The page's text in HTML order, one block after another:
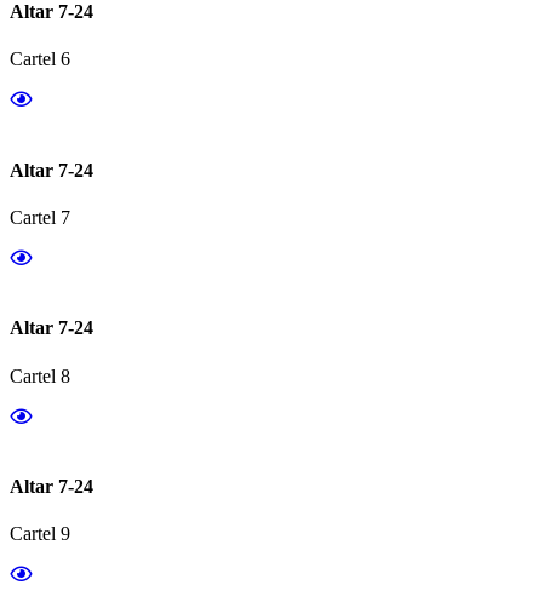
Altar 7-24
Cartel 6
Altar 7-24
Cartel 7
Altar 7-24
Cartel 8
Altar 7-24
Cartel 9